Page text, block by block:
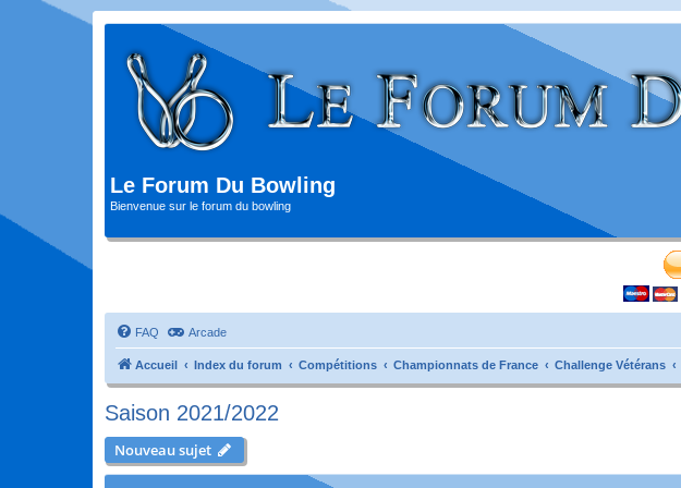
Le Forum Du Bowling
Bienvenue sur le forum du bowling
FAQ Arcade
Accueil Index du forum Compétitions Championnats de France Challenge Vétérans
Saison 2021/2022
Nouveau sujet